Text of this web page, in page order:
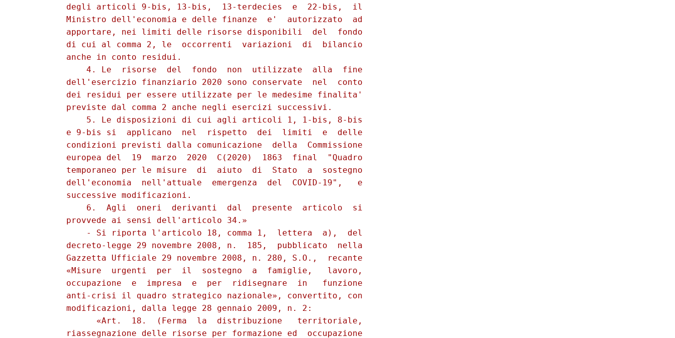
          degli articoli 9-bis, 13-bis,  13-terdecies  e  22-bis,  il
          Ministro dell'economia e delle finanze  e'  autorizzato  ad
          apportare, nei limiti delle risorse disponibili  del  fondo
          di cui al comma 2, le  occorrenti  variazioni  di  bilancio
          anche in conto residui.
              4. Le  risorse  del  fondo  non  utilizzate  alla  fine
          dell'esercizio finanziario 2020 sono conservate  nel  conto
          dei residui per essere utilizzate per le medesime finalita'
          previste dal comma 2 anche negli esercizi successivi.
              5. Le disposizioni di cui agli articoli 1, 1-bis, 8-bis
          e 9-bis si  applicano  nel  rispetto  dei  limiti  e  delle
          condizioni previsti dalla comunicazione  della  Commissione
          europea del  19  marzo  2020  C(2020)  1863  final  "Quadro
          temporaneo per le misure  di  aiuto  di  Stato  a  sostegno
          dell'economia  nell'attuale  emergenza  del  COVID-19",   e
          successive modificazioni.
              6.  Agli  oneri  derivanti  dal  presente  articolo  si
          provvede ai sensi dell'articolo 34.»
              - Si riporta l'articolo 18, comma 1,  lettera  a),  del
          decreto-legge 29 novembre 2008, n.  185,  pubblicato  nella
          Gazzetta Ufficiale 29 novembre 2008, n. 280, S.O.,  recante
          «Misure  urgenti  per  il  sostegno  a  famiglie,   lavoro,
          occupazione  e  impresa  e  per  ridisegnare  in   funzione
          anti-crisi il quadro strategico nazionale», convertito, con
          modificazioni, dalla legge 28 gennaio 2009, n. 2:
                «Art.  18.  (Ferma  la  distribuzione   territoriale,
          riassegnazione delle risorse per formazione ed  occupazione